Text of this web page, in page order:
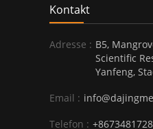
Kontakt
Adresse : B5,
Scientific
Yanfeng,
Email :
Telefon :